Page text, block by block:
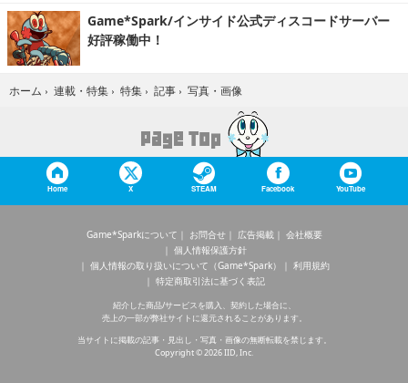
Game*Spark/インサイド公式ディスコードサーバー
好評稼働中！
ホーム › 連載・特集 › 特集 › 記事 › 写真・画像
Home X STEAM Facebook YouTube
Game*Sparkについて お問合せ 広告掲載
会社概要
個人情報保護方針
個人情報の取り扱いについて（Game*Spark）
利用規約
特定商取引法に基づく表記
紹介した商品/サービスを購入、契約した場合に、
売上の一部が弊社サイトに還元されることがあります。
当サイトに掲載の記事・見出し・写真・画像の無断転載を禁じます。
Copyright © 2026 IID, Inc.